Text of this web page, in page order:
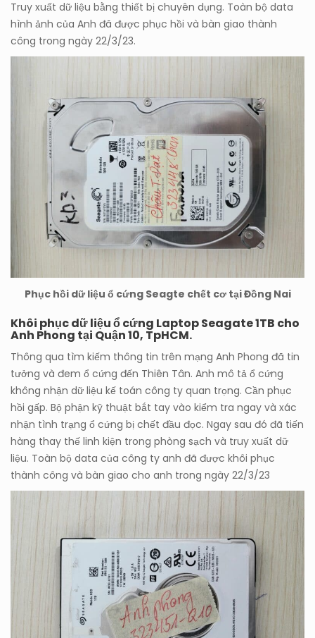
Truy xuất dữ liệu bằng thiết bị chuyên dụng. Toàn bộ data
hình ảnh của Anh đã được phục hồi và bàn giao thành
công trong ngày 22/3/23.
Phục hồi dữ liệu ổ cứng Seagte chết cơ tại Đồng Nai
Khôi phục dữ liệu ổ cứng Laptop Seagate 1TB cho
Anh Phong tại Quận 10, TpHCM.
Thông qua tìm kiếm thông tin trên mạng Anh Phong đã tin
tưởng và đem ổ cứng đến Thiên Tân. Anh mô tả ổ cứng
không nhận dữ liệu kế toán công ty quan trọng. Cần phục
hồi gấp. Bộ phận kỹ thuật bắt tay vào kiểm tra ngay và xác
nhận tình trạng ổ cứng bị chết đầu đọc. Ngay sau đó đã tiến
hàng thay thế linh kiện trong phòng sạch và truy xuất dữ
liệu. Toàn bộ data của công ty anh đã được khôi phục
thành công và bàn giao cho anh trong ngày 22/3/23